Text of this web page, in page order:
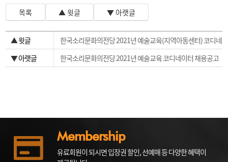
목록 ▲ 윗글 ▼ 아랫글
▲ 윗글
한국소리문화의전당 2021년 예술교육(지역아동센터) 코디네
이터 채용 재공고
▼ 아랫글 한국소리문화의전당 2021년 예술교육 코디네이터 채용공고
Membership
유료회원이 되시면 입장권 할인, 선예매 등 다양한 혜택이